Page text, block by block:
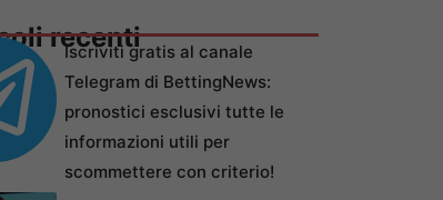
recenti
Iscriviti gratis al canale
Telegram di BettingNews:
pronostici esclusivi tutte le
informazioni utili per
scommettere con criterio!